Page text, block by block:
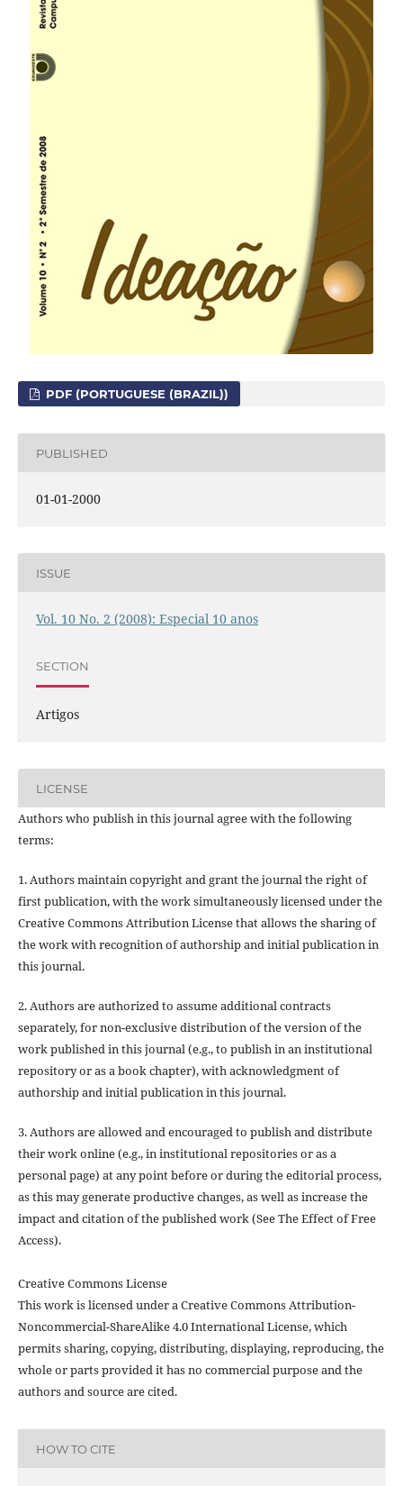
PDF (PORTUGUESE (BRAZIL))
PUBLISHED
01-01-2000
ISSUE
Vol. 10 No. 2 (2008): Especial 10 anos
SECTION
Artigos
LICENSE
Authors who publish in this journal agree with the following
terms:
1. Authors maintain copyright and grant the journal the right of
first publication, with the work simultaneously licensed under the
Creative Commons Attribution License that allows the sharing of
the work with recognition of authorship and initial publication in
this journal.
2. Authors are authorized to assume additional contracts
separately, for non-exclusive distribution of the version of the
work published in this journal (e.g., to publish in an institutional
repository or as a book chapter), with acknowledgment of
authorship and initial publication in this journal.
3. Authors are allowed and encouraged to publish and distribute
their work online (e.g., in institutional repositories or as a
personal page) at any point before or during the editorial process,
as this may generate productive changes, as well as increase the
impact and citation of the published work (See The Effect of Free
Access).
Creative Commons License
This work is licensed under a Creative Commons Attribution-
Noncommercial-ShareAlike 4.0 International License, which
permits sharing, copying, distributing, displaying, reproducing, the
whole or parts provided it has no commercial purpose and the
authors and source are cited.
HOW TO CITE